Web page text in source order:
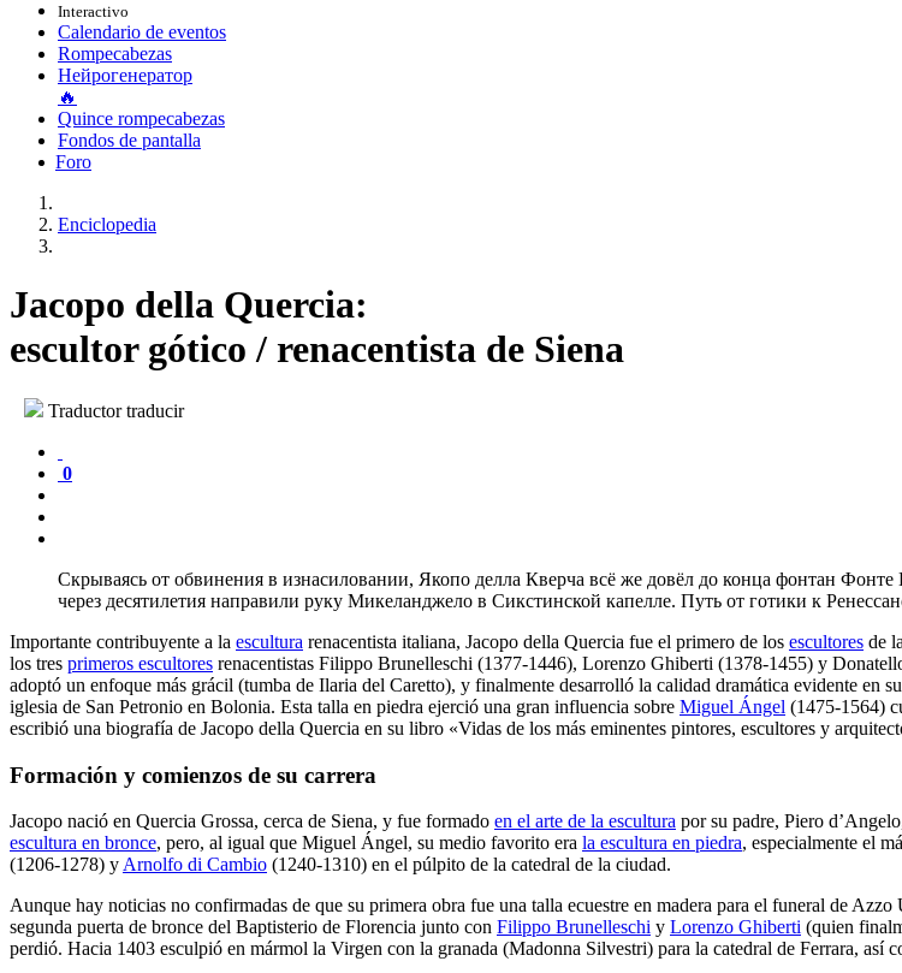
Interactivo
Calendario de eventos
Rompecabezas
Нейрогенератор
🔥
Quince rompecabezas
Fondos de pantalla
Foro
Enciclopedia
Jacopo della Quercia:
escultor gótico / renacentista de Siena
Traductor traducir
0
Скрываясь от обвинения в изнасиловании, Якопо делла Кверча всё же довёл до конца фонтан
через десятилетия направили руку Микеланджело в Сикстинской капелле. Путь от готики к
Importante contribuyente a la escultura renacentista italiana, Jacopo della Quercia fue el primero de los escultores de
los tres primeros escultores renacentistas Filippo Brunelleschi (1377-1446), Lorenzo Ghiberti (1378-1455) y
adoptó un enfoque más grácil (tumba de Ilaria del Caretto), y finalmente desarrolló la calidad dramática evidente en
iglesia de San Petronio en Bolonia. Esta talla en piedra ejerció una gran influencia sobre Miguel Ángel (1475-1564)
escribió una biografía de Jacopo della Quercia en su libro «Vidas de los más eminentes pintores, escultores y
Formación y comienzos de su carrera
Jacopo nació en Quercia Grossa, cerca de Siena, y fue formado en el arte de la escultura por su padre, Piero
escultura en bronce, pero, al igual que Miguel Ángel, su medio favorito era la escultura en piedra, especialmente el
(1206-1278) y Arnolfo di Cambio (1240-1310) en el púlpito de la catedral de la ciudad.
Aunque hay noticias no confirmadas de que su primera obra fue una talla ecuestre en madera para el funeral de
segunda puerta de bronce del Baptisterio de Florencia junto con Filippo Brunelleschi y Lorenzo Ghiberti (quien
perdió. Hacia 1403 esculpió en mármol la Virgen con la granada (Madonna Silvestri) para la catedral de Ferrara, así